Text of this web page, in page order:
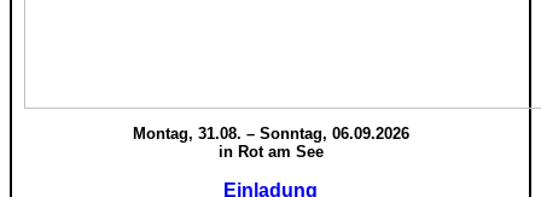
Montag, 31.08. – Sonntag, 06.09.2026
in Rot am See
Einladung